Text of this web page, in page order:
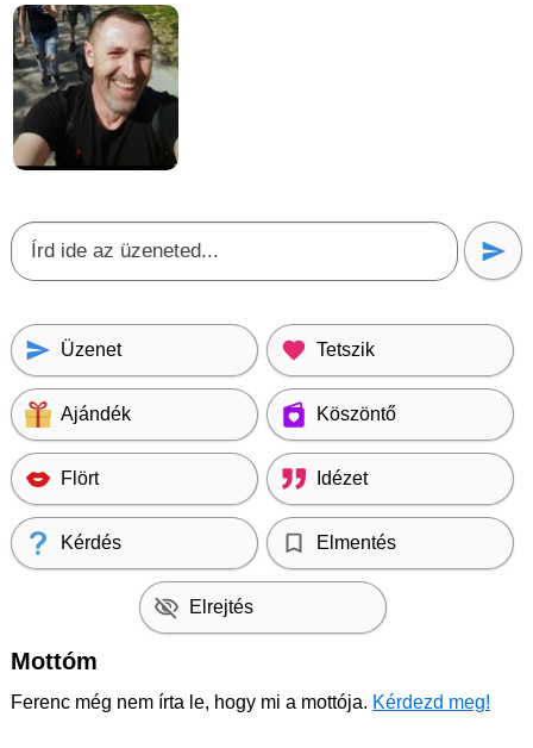
Üzenet Tetszik
Ajándék Köszöntő
Flört Idézet
Kérdés Elmentés
Elrejtés
Mottóm
Ferenc még nem írta le, hogy mi a mottója. Kérdezd meg!